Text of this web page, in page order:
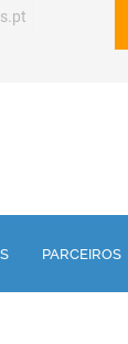
PARCEIROS